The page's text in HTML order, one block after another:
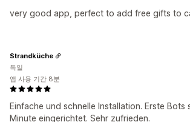
very good app, perfect to add free gifts to
Einfache und schnelle Installation. Erste Bots
Minute eingerichtet. Sehr zufrieden.
Strandküche
독일
앱 사용 기간 8분